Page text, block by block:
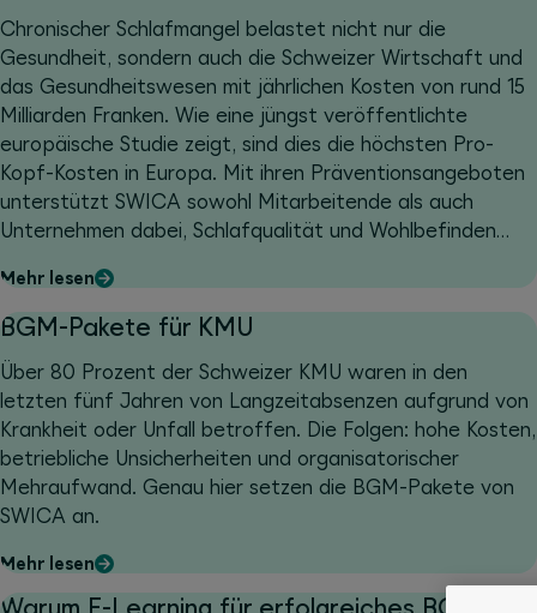
Chronischer Schlafmangel belastet nicht nur die
Gesundheit, sondern auch die Schweizer Wirtschaft und
das Gesundheitswesen mit jährlichen Kosten von rund 15
Milliarden Franken. Wie eine jüngst veröffentlichte
europäische Studie zeigt, sind dies die höchsten Pro-
Kopf-Kosten in Europa. Mit ihren Präventionsangeboten
unterstützt SWICA sowohl Mitarbeitende als auch
Unternehmen dabei, Schlafqualität und Wohlbefinden
Mehr lesen
BGM-Pakete für KMU
Über 80 Prozent der Schweizer KMU waren in den
letzten fünf Jahren von Langzeitabsenzen aufgrund von
Krankheit oder Unfall betroffen. Die Folgen: hohe Kosten,
betriebliche Unsicherheiten und organisatorischer
Mehraufwand. Genau hier setzen die BGM-Pakete von
SWICA an.
Mehr lesen